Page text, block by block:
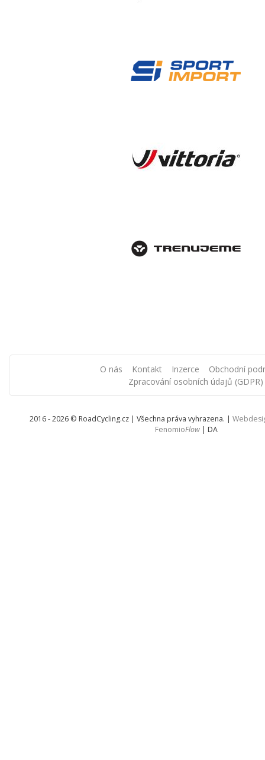
O nás Kontakt Inzerce
Obchodní
Zpracování osobních údajů (GDPR)
2016 - 2026 © RoadCycling.cz | Všechna práva vyhrazena. |
FenomioFlow | DA